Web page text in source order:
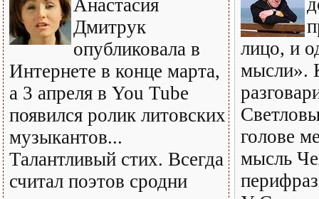
Анастасия
Дмитрук
опубликовала в
Интернете в конце марта,
а 3 апреля в You Tube
появился ролик литовских
музыкантов...
Талантливый стих. Всегда
считал поэтов сродни
лицо, и
мысли».
голове
мысль